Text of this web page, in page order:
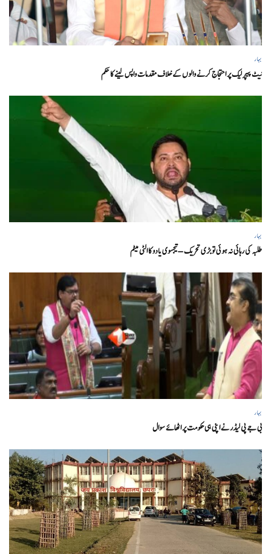
بہار
نیٹ پیپر لیک پر احتجاج کرنے والوں کے خلاف مقدمات واپس لینے کا حکم
بہار
طلبہ کی رہائی نہ ہوئی تو بڑی تحریک – تیجسوی یادو کا الٹی میٹم
بہار
بی جے پی لیڈر نے اپنی ہی حکومت پر اٹھائے سوال